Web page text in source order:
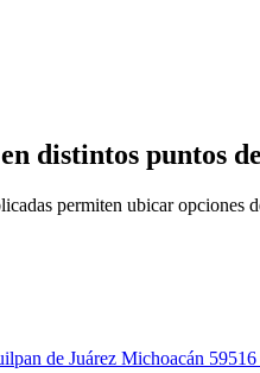
distintos puntos
permiten ubicar opciones
de Juárez Michoacán